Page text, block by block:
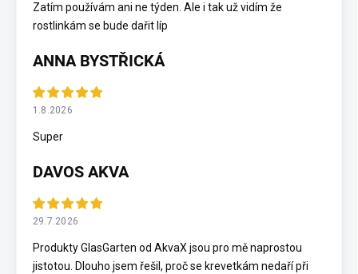
Zatím používám ani ne týden. Ale i tak už vidím že
rostlinkám se bude dařit líp
ANNA BYSTŘICKÁ
1.8.2026
Super
DAVOS AKVA
29.7.2026
Produkty GlasGarten od AkvaX jsou pro mě naprostou
jistotou. Dlouho jsem řešil, proč se krevetkám nedaří při